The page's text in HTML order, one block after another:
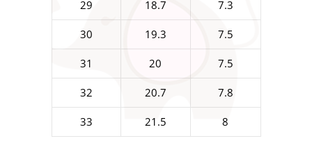
29 18.7 7.3
30 19.3 7.5
31 20 7.5
32 20.7 7.8
33 21.5 8